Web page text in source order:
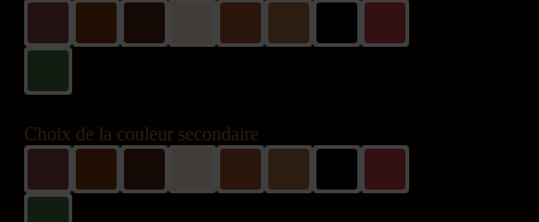
Choix de la couleur secondaire